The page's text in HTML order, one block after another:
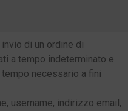
di un ordine di
a tempo indeterminato e
necessario a fini
username, indirizzo email,